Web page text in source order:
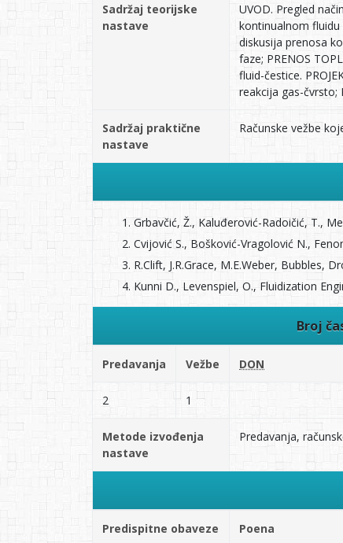
Sadržaj teorijske
nastave
UVOD. Pregled
kontinualnom fluidu
diskusija prenosa
faze; PRENOS
fluid-čestice.
reakcija gas-čvrsto;
Sadržaj praktične
nastave
Računske vežbe
Grbavčić, Ž., Kaluđerović-Radoičić, T.,
Cvijović S., Bošković-Vragolović N.,
R.Clift, J.R.Grace, M.E.Weber, Bubbles,
Kunni D., Levenspiel, O., Fluidization
Broj
Predavanja Vežbe DON
2 1
Metode izvođenja
nastave
Predavanja,
Predispitne obaveze Poena